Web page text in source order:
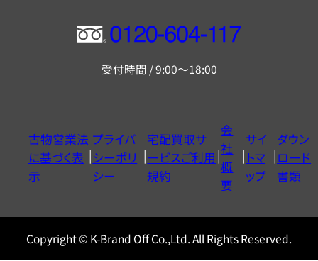
フ
ー
ヤ
ル
0120604117
受付時間 / 9:00～18:00
古物営業法
に基づく表
示
プライバ
シーポリ
シー
宅配買取サ
ービスご利用
規約
会
社
概
要
サイ
トマ
ップ
ダウン
ロード
書類
Copyright © K-Brand Off Co.,Ltd. All Rights Reserved.